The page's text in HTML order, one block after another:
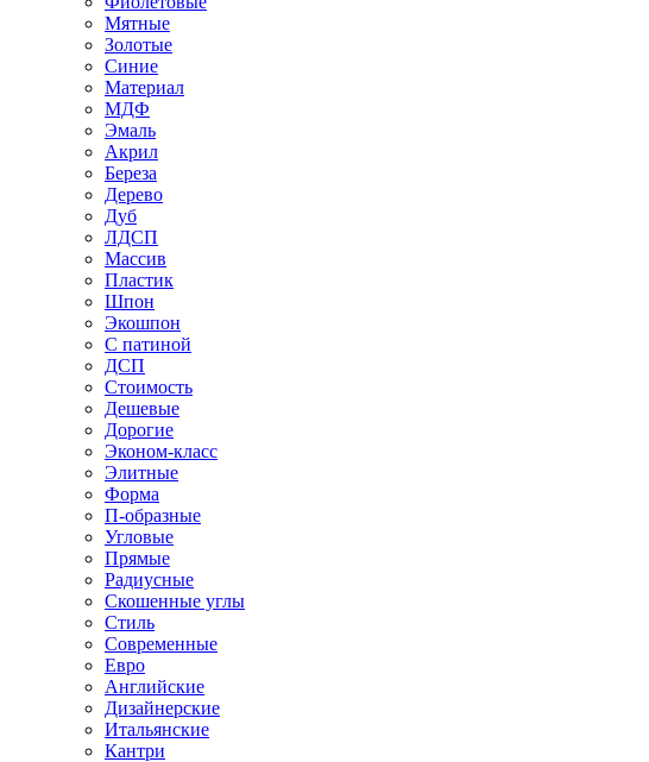
Мятные
Золотые
Синие
Материал
МДФ
Эмаль
Акрил
Береза
Дерево
Дуб
ЛДСП
Массив
Пластик
Шпон
Экошпон
С патиной
ДСП
Стоимость
Дешевые
Дорогие
Эконом-класс
Элитные
Форма
П-образные
Угловые
Прямые
Радиусные
Скошенные углы
Стиль
Современные
Евро
Английские
Дизайнерские
Итальянские
Кантри